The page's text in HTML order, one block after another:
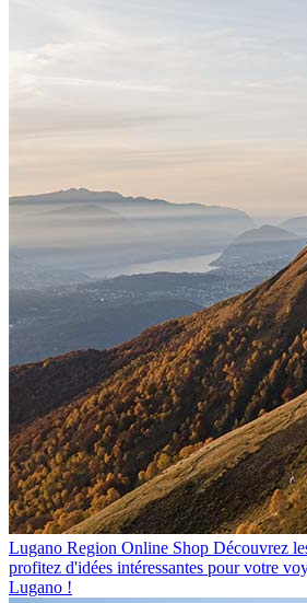
Lugano Region Online Shop Découvrez
profitez d'idées intéressantes pour votre
Lugano !